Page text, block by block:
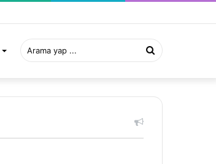
Arama
yap